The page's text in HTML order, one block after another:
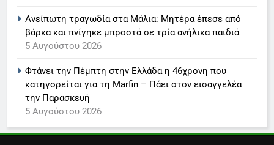
Ανείπωτη τραγωδία στα Μάλια: Μητέρα έπεσε από
βάρκα και πνίγηκε μπροστά σε τρία ανήλικα παιδιά
5 Αυγούστου 2026
Φτάνει την Πέμπτη στην Ελλάδα η 46χρονη που
κατηγορείται για τη Marfin – Πάει στον εισαγγελέα
την Παρασκευή
5 Αυγούστου 2026
LIFESTYLE-MEDIA
8
Καθημερινή και The New York
Times μαζί σε μια νέα
συνδρομητική πρόταση
1